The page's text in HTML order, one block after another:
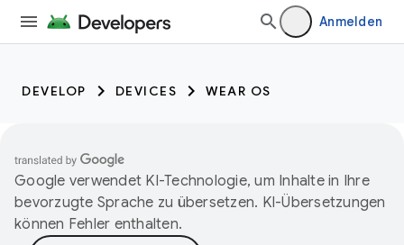
Anmelden
DEVELOP DEVICES WEAR OS
Google verwendet KI-Technologie, um Inhalte in Ihre
bevorzugte Sprache zu übersetzen. KI-Übersetzungen
können Fehler enthalten.